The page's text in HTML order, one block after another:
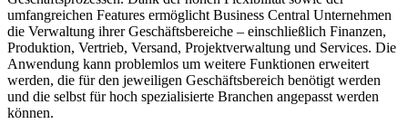
umfangreichen Features ermöglicht Business Central Unternehmen
die Verwaltung ihrer Geschäftsbereiche – einschließlich Finanzen,
Produktion, Vertrieb, Versand, Projektverwaltung und Services. Die
Anwendung kann problemlos um weitere Funktionen erweitert
werden, die für den jeweiligen Geschäftsbereich benötigt werden
und die selbst für hoch spezialisierte Branchen angepasst werden
können.